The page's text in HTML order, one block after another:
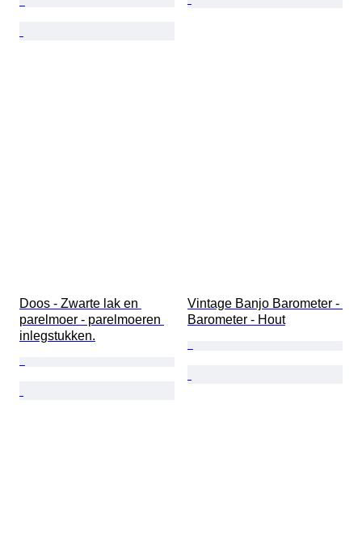
Doos - Zwarte lak en
parelmoer - parelmoeren
inlegstukken.
Vintage Banjo Barometer -
Barometer - Hout